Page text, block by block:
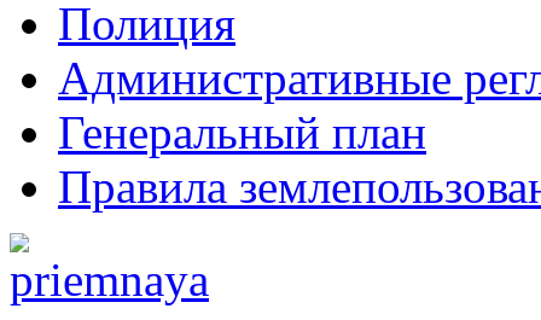
Полиция
Административные
Генеральный план
Правила